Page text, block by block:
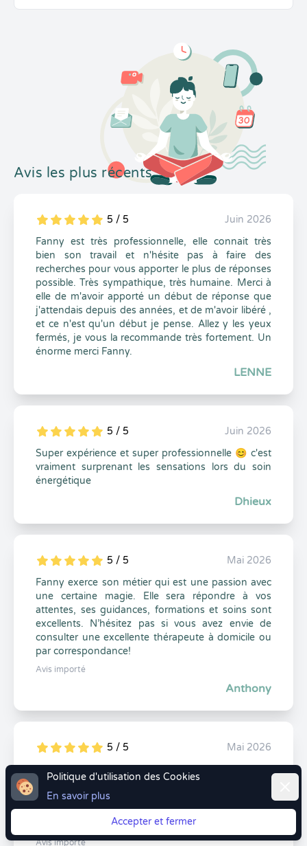
Avis les plus récents
5
1
5
0 5 / 5
Juin 2026
Fanny est très professionnelle, elle connait très
bien son travail et n'hésite pas à faire des
recherches pour vous apporter le plus de réponses
possible. Très sympathique, très humaine. Merci à
elle de m'avoir apporté un début de réponse que
j'attendais depuis des années, et de m'avoir libéré ,
et ce n'est qu'un début je pense. Allez y les yeux
fermés, je vous la recommande très fortement. Un
énorme merci Fanny.
LENNE
5
1
5
0 5 / 5
Juin 2026
Super expérience et super professionnelle 😊 c'est
vraiment surprenant les sensations lors du soin
énergétique
Dhieux
5
1
5
0 5 / 5
Mai 2026
Fanny exerce son métier qui est une passion avec
une certaine magie. Elle sera répondre à vos
attentes, ses guidances, formations et soins sont
excellents. N’hésitez pas si vous avez envie de
consulter une excellente thérapeute à domicile ou
par correspondance!
Avis importé
Anthony
5
1
5
0 5 / 5
Mai 2026
profondément humaine, j’ai adoré cette première
expérience à ses côtés. Elle sait nous mettre en
confiance et est à l’écoute. Merci à toi, j’ai hâte de
Avis importé
Politique d'utilisation des Cookies
En savoir plus
Accepter et fermer